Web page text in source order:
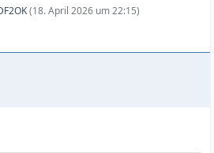
(18. April 2026 um 22:15)